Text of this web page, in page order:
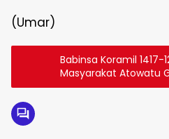
(Umar)
Babinsa Koramil 1417-
Masyarakat Atowatu
Perkuat Sinergi